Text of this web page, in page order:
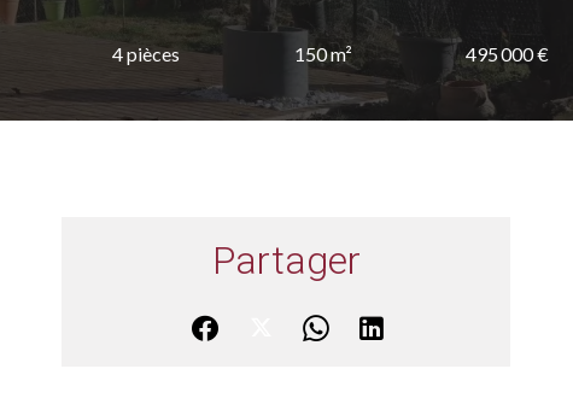
4 pièces 150 m² 495 000 €
Partager